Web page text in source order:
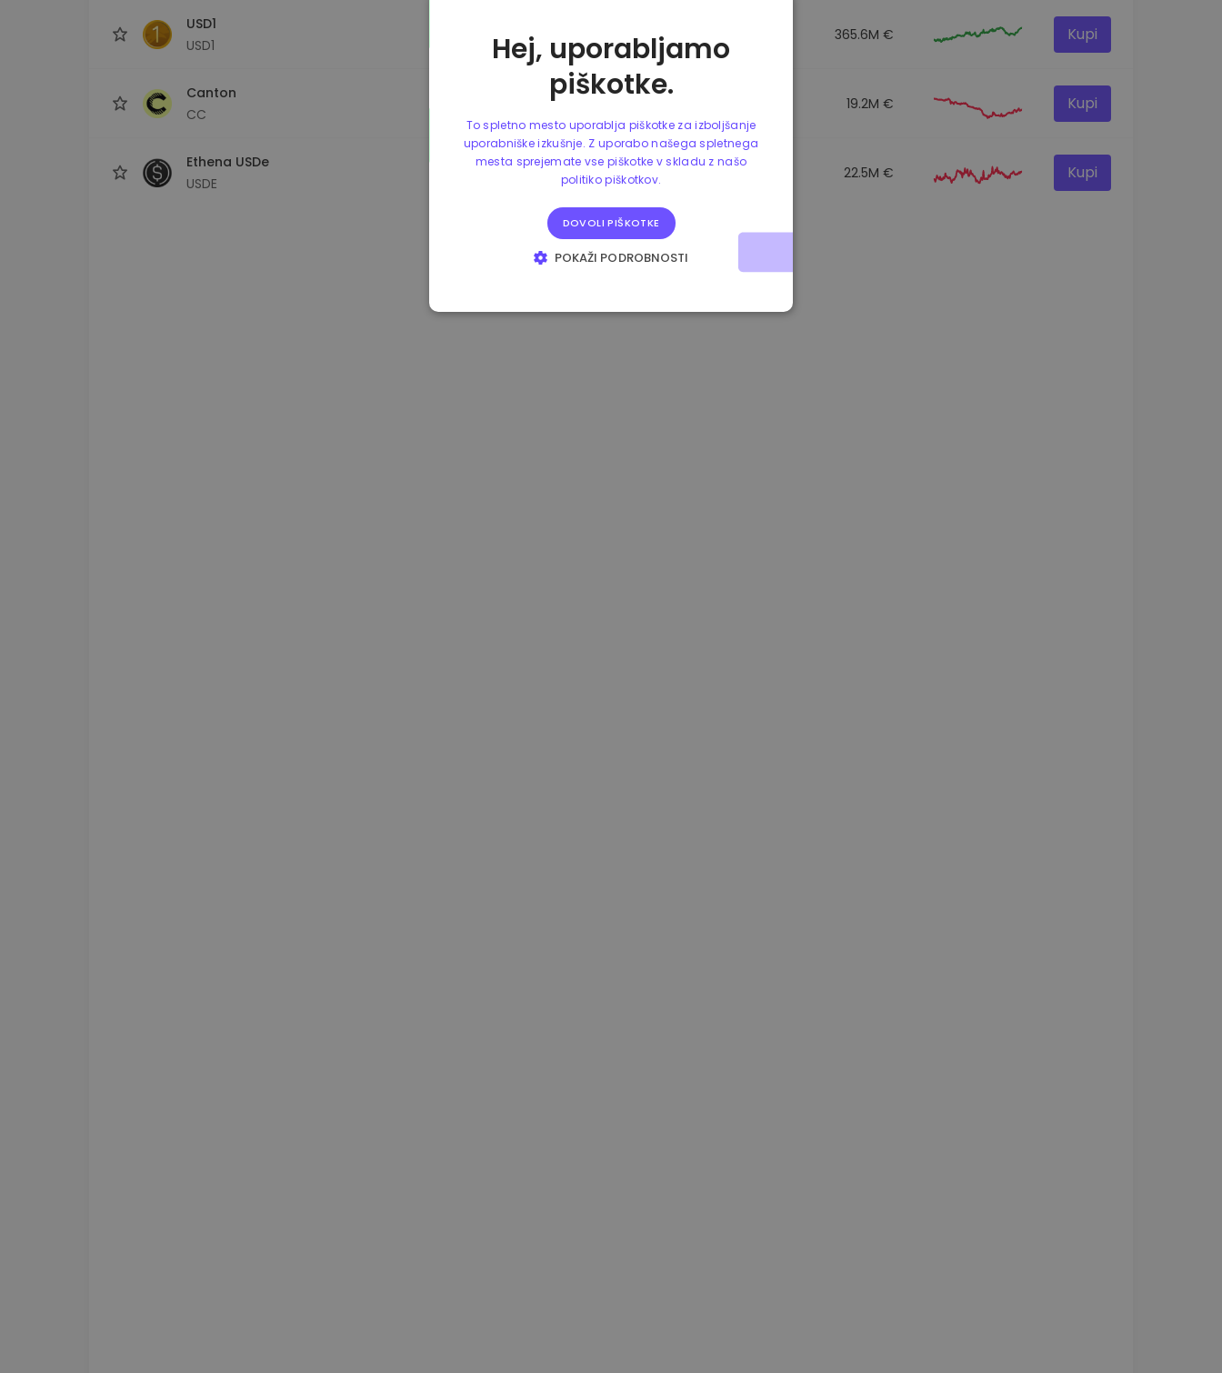
USD1
USD1
0.865269 € +0.10% 365.6M € Kupi
Canton
CC
0.087068000 € 19.2M € Kupi
Ethena USDe
USDE
0.865095 € 0.00% 22.5M € Kupi
Hej, uporabljamo
piškotke.
To spletno mesto uporablja piškotke za izboljšanje
uporabniške izkušnje. Z uporabo našega spletnega
mesta sprejemate vse piškotke v skladu z našo
politiko piškotkov.
DOVOLI PIŠKOTKE
POKAŽI PODROBNOSTI